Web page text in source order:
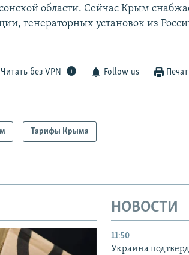
области. Сейчас Крым
генераторных установок из
Читать без VPN Follow us
Тарифы Крыма
НОВОСТИ
11:50
Украина